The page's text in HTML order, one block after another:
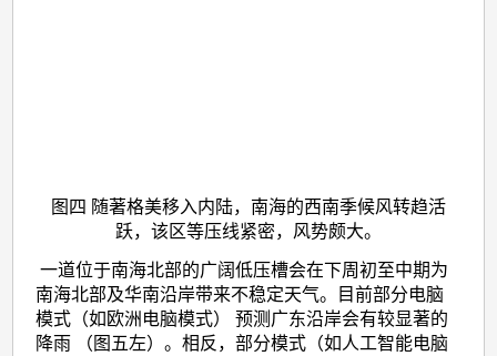
图四 随著格美移入内陆，南海的西南季候风转趋活
跃，该区等压线紧密，风势颇大。
一道位于南海北部的广阔低压槽会在下周初至中期为
南海北部及华南沿岸带来不稳定天气。目前部分电脑
模式（如欧洲电脑模式） 预测广东沿岸会有较显著的
降雨 （图五左）。相反，部分模式（如人工智能电脑